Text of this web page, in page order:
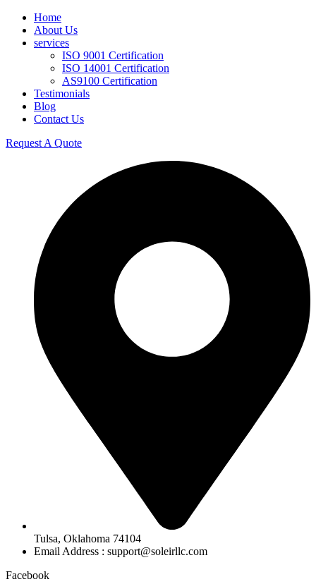
Home
About Us
services
ISO 9001 Certification
ISO 14001 Certification
AS9100 Certification
Testimonials
Blog
Contact Us
Request A Quote
Tulsa, Oklahoma 74104
Email Address : support@soleirllc.com
Facebook